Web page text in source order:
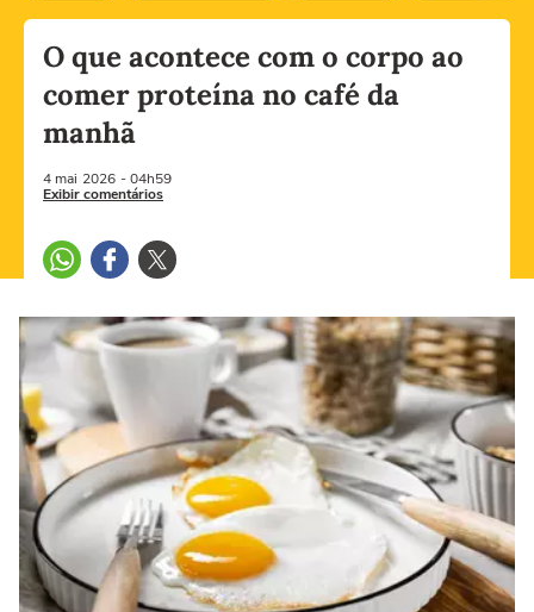
O que acontece com o corpo ao
comer proteína no café da
manhã
4 mai 2026 - 04h59
Exibir comentários